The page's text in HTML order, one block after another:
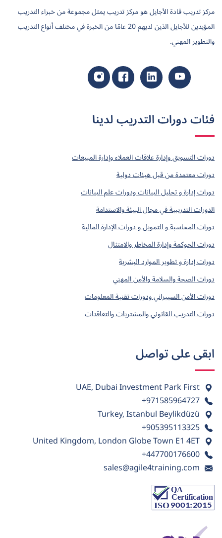
مركز تدريب قادة الأجايل هو مركز تدريب يمثل مجموعة من خبراء التدريب
المؤيدين للأجايل الذين لديهم 20 عامًا من الخبرة في مختلف أنواع التدريب
والتطوير المهني.
فئات دورات التدريب لدينا
دورات التسويق وإدارة علاقات العملاء وإدارة المبيعات
دورات معتمدة من قبل هيئات دولية
دورات إدارة و تحليل البيانات ودورات علم البيانات
الدورات التدريبية في مجال البيئة والاستدامة
دورات المحاسبة و التمويل و دورات الإدارة المالية
دورات الحوكمة وإدارة المخاطر والامتثال
دورات إدارة و تطوير الموارد البشرية
دورات الصحة والسلامة والأمن المهني
دورات الأمن السيبراني ودورات تقنية المعلومات
دورات التدريب القانوني والمشتريات والتعاقدات
ابقى على تواصل
UAE, Dubai Investment Park First
+971585964727
Turkey, Istanbul Beylikdüzü
+905395113325
United Kingdom, London Globe Town E1 4ET
+447700176600
sales@agile4training.com